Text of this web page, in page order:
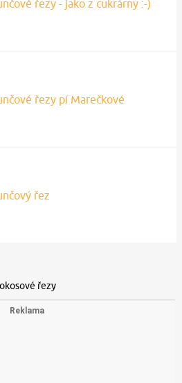
řezy - jako z cukrárny :-)
řezy pí Marečkové
řez
řezy